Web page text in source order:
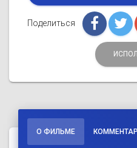
Поделиться
О ФИЛЬМЕ